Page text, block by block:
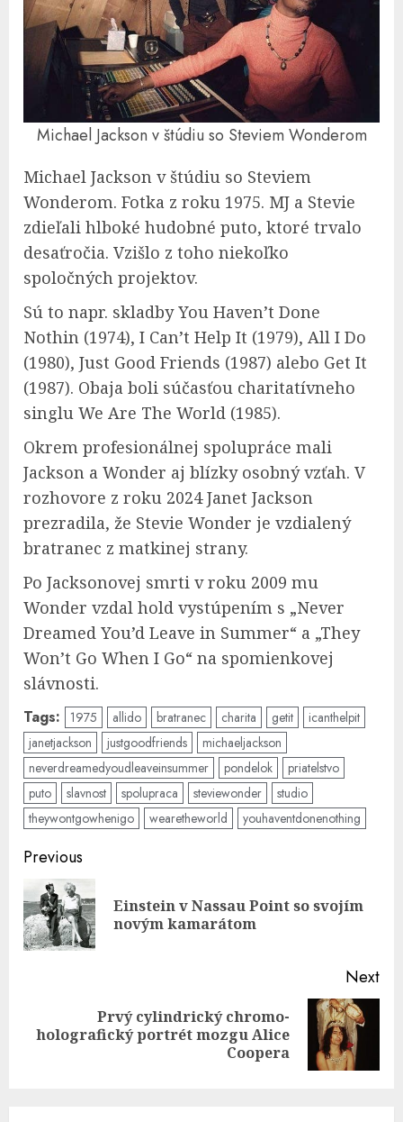
Michael Jackson v štúdiu so Steviem Wonderom
Michael Jackson v štúdiu so Steviem
Wonderom. Fotka z roku 1975. MJ a Stevie
zdieľali hlboké hudobné puto, ktoré trvalo
desaťročia. Vzišlo z toho niekoľko
spoločných projektov.
Sú to napr. skladby You Haven’t Done
Nothin (1974), I Can’t Help It (1979), All I Do
(1980), Just Good Friends (1987) alebo Get It
(1987). Obaja boli súčasťou charitatívneho
singlu We Are The World (1985).
Okrem profesionálnej spolupráce mali
Jackson a Wonder aj blízky osobný vzťah. V
rozhovore z roku 2024 Janet Jackson
prezradila, že Stevie Wonder je vzdialený
bratranec z matkinej strany.
Po Jacksonovej smrti v roku 2009 mu
Wonder vzdal hold vystúpením s „Never
Dreamed You’d Leave in Summer“ a „They
Won’t Go When I Go“ na spomienkovej
slávnosti.
Tags: 1975 allido bratranec charita getit
icanthelpit
janetjackson
justgoodfriends
michaeljackson
neverdreamedyoudleaveinsummer
pondelok
priatelstvo
puto
slavnost spolupraca steviewonder
studio
theywontgowhenigo
wearetheworld youhaventdonenothing
Post
navigation
Previous
Einstein v Nassau Point so svojím
novým kamarátom
Next
Next
Prvý cylindrický chromo-
holografický portrét mozgu Alice
Coopera